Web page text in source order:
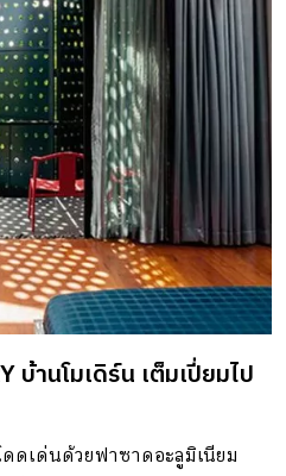
บ้านโมเดิร์น เต็มเปี่ยมไป
ดเด่นด้วยฟาซาดอะลูมิเนียม